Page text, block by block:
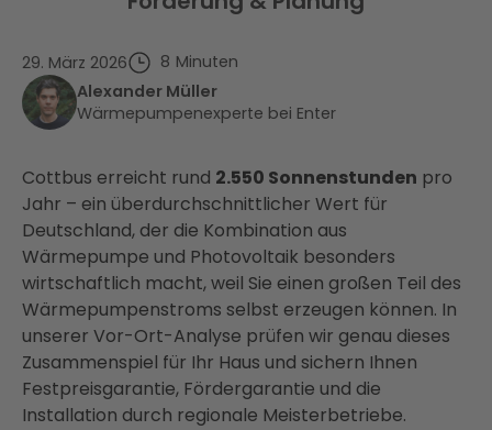
29. März 2026 8 Minuten
Alexander Müller
Wärmepumpenexperte bei Enter
Cottbus erreicht rund 2.550 Sonnenstunden pro
Jahr – ein überdurchschnittlicher Wert für
Deutschland, der die Kombination aus
Wärmepumpe und Photovoltaik besonders
wirtschaftlich macht, weil Sie einen großen Teil des
Wärmepumpenstroms selbst erzeugen können. In
unserer Vor-Ort-Analyse prüfen wir genau dieses
Zusammenspiel für Ihr Haus und sichern Ihnen
Festpreisgarantie, Fördergarantie und die
Installation durch regionale Meisterbetriebe.